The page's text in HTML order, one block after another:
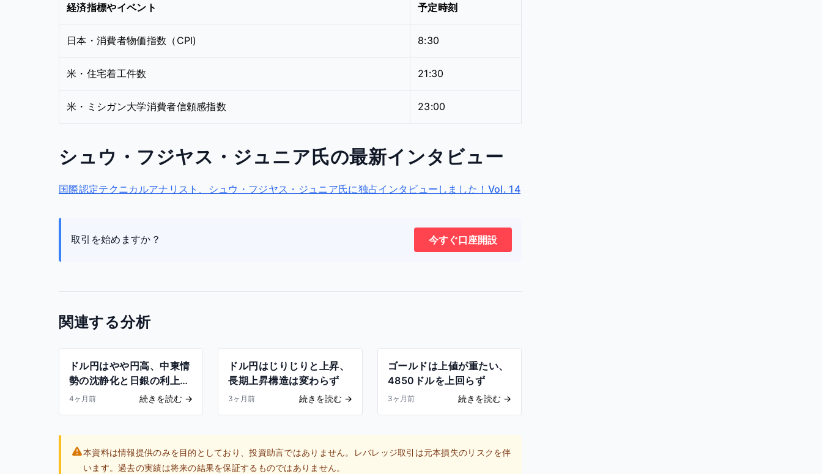
経済指標やイベント 予定時刻
日本・消費者物価指数（CPI) 8:30
米・住宅着工件数 21:30
米・ミシガン大学消費者信頼感指数 23:00
シュウ・フジヤス・ジュニア氏の最新インタビュー
国際認定テクニカルアナリスト、シュウ・フジヤス・ジュニア氏に独占インタビューしました！Vol. 14
取引を始めますか？ 今すぐ口座開設
関連する分析
ドル円はやや円高、中東情
勢の沈静化と日銀の利上げ
観測
4ヶ月前 続きを読む →
ドル円はじりじりと上昇、
長期上昇構造は変わらず
3ヶ月前 続きを読む→
ゴールドは上値が重たい、
4850ドルを上回らず
3ヶ月前 続きを読む →
本資料は情報提供のみを目的としており、投資助言ではありません。レバレッジ取引は元本損失のリスクを伴
います。過去の実績は将来の結果を保証するものではありません。